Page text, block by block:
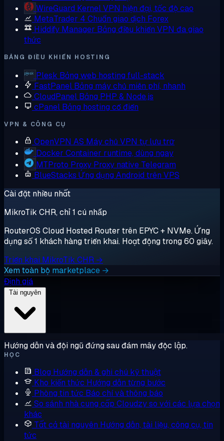
WireGuard Kernel VPN hiện đại, tốc độ cao
MetaTrader 4 Chuẩn giao dịch Forex
Hiddify Manager Bảng điều khiển VPN đa giao
thức
BẢNG ĐIỀU KHIỂN HOSTING
Plesk Bảng web hosting full-stack
FastPanel Bảng máy chủ miễn phí, nhanh
CloudPanel Bảng PHP & Node.js
cPanel Bảng hosting cổ điển
VPN & CÔNG CỤ
OpenVPN AS Máy chủ VPN tự lưu trữ
Docker Container runtime, dùng ngay
MTProto Proxy Proxy native Telegram
BlueStacks Ứng dụng Android trên VPS
Cài đặt nhiều nhất
MikroTik CHR, chỉ 1 cú nhấp
RouterOS Cloud Hosted Router trên EPYC + NVMe. Ứng
dụng số 1 khách hàng triển khai. Hoạt động trong 60 giây.
Triển khai MikroTik CHR →
Xem toàn bộ marketplace →
Định giá
Hướng dẫn và đội ngũ đứng sau đám mây độc lập.
HỌC
Blog Hướng dẫn & ghi chú kỹ thuật
Kho kiến thức Hướng dẫn từng bước
Phòng tin tức Báo chí và thông báo
So sánh nhà cung cấp Cloudzy so với các lựa chọn
khác
Tất cả tài nguyên Hướng dẫn, tài liệu, công cụ, tin
tức